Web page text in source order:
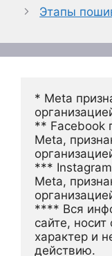
Этапы
* Meta
** Facebook
Meta,
***
Meta,
**** Вся
сайте,
характер и
действию.